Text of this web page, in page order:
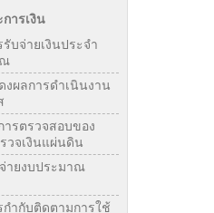
ารเงิน
บจ่ายเงินประจำ
งผลการดำเนินงาน
ารตรวจสอบของ
วจเงินแผ่นดิน
ายงบประมาณ
กำกับติดตามการใช้